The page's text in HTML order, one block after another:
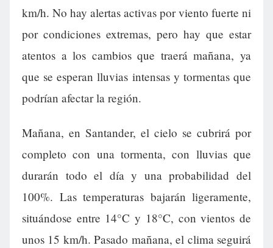
km/h. No hay alertas activas por viento fuerte ni
por condiciones extremas, pero hay que estar
atentos a los cambios que traerá mañana, ya
que se esperan lluvias intensas y tormentas que
podrían afectar la región.
Mañana, en Santander, el cielo se cubrirá por
completo con una tormenta, con lluvias que
durarán todo el día y una probabilidad del
100%. Las temperaturas bajarán ligeramente,
situándose entre 14°C y 18°C, con vientos de
unos 15 km/h. Pasado mañana, el clima seguirá